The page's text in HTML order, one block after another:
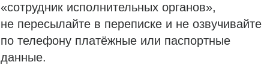
«сотрудник исполнительных органов»,
не пересылайте в переписке и не озвучивайте
по телефону платёжные или паспортные
данные.